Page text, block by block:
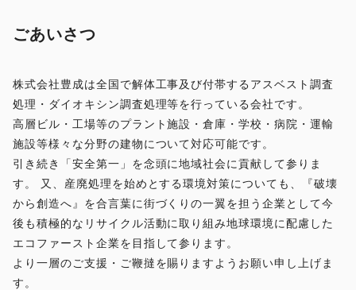
ごあいさつ
株式会社豊成は全国で解体工事及び付帯するアスベスト調査
処理・ダイオキシン調査処理等を行っている会社です。
高層ビル・工場等のプラント施設・倉庫・学校・病院・運輸
施設等様々な分野の建物について対応可能です。
引き続き「安全第一」を念頭に地域社会に貢献して参りま
す。 又、産廃処理を始めとする環境対策についても、『破壊
から創造へ』を合言葉に街づくりの一翼を担う企業として今
後も積極的なリサイクル活動に取り組み地球環境に配慮した
エコファースト企業を目指して参ります。
より一層のご支援・ご鞭撻を賜りますようお願い申し上げま
す。